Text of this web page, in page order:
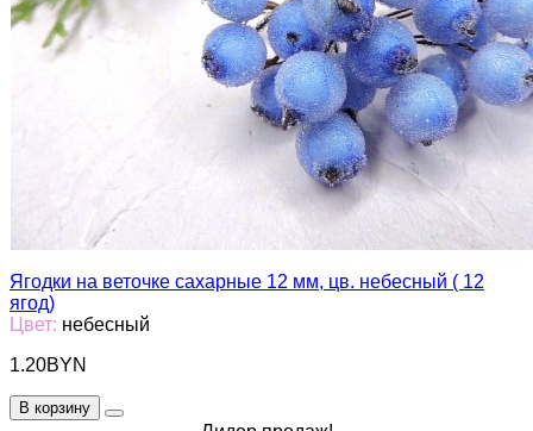
Ягодки на веточке сахарные 12 мм, цв. небесный ( 12
ягод)
Цвет: небесный
1.20BYN
В корзину